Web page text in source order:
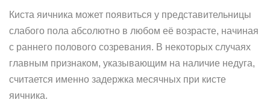
Киста яичника может появиться у представительницы
слабого пола абсолютно в любом её возрасте, начиная
с раннего полового созревания. В некоторых случаях
главным признаком, указывающим на наличие недуга,
считается именно задержка месячных при кисте
яичника.